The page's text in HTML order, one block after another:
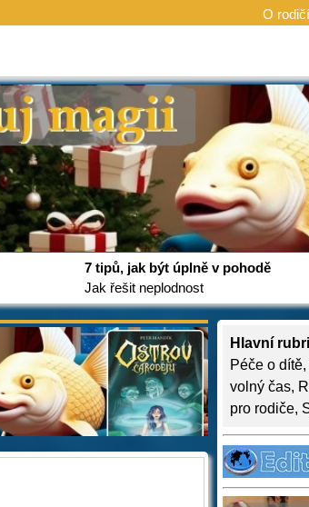
O
7 tipů, jak být úplně v pohodě
Jak řešit neplodnost
Hlavní
Péče o dítě,
volný čas,
pro rodiče,